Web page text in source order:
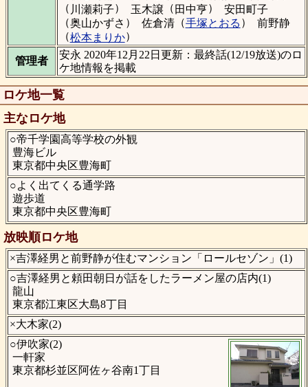
（ 川瀬莉子） 玉木譲（ 田中亨）
安田町子
（奥山かずさ ） 佐倉清（手塚とおる ）
前野静
（松本まりか）
管理者
安永 2020年12月22日更新：最終話(12/19放送)のロ
ケ地情報を掲載
ロケ地一覧
主なロケ地
○帝千学園高等学校の外観
豊海ビル
東京都中央区豊海町
○よく出てくる通学路
遊歩道
東京都中央区豊海町
放映順ロケ地
×吉澤経男と前野静が住むマンション「ロールセゾン」(1)
○吉澤経男と頼田朝日が話をしたラーメン屋の店内(1)
龍山
東京都江東区大島8丁目
×大木家(2)
○伊吹家(2)
一軒家
東京都杉並区阿佐ヶ谷南1丁目